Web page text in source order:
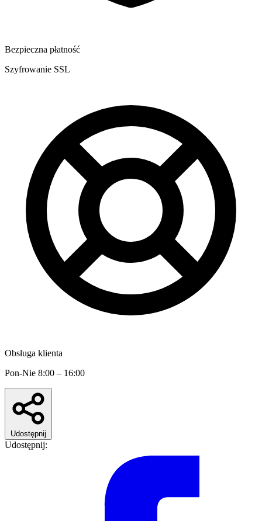
Bezpieczna płatność
Szyfrowanie SSL
Obsługa klienta
Pon-Nie 8:00 – 16:00
Udostępnij
Udostępnij: